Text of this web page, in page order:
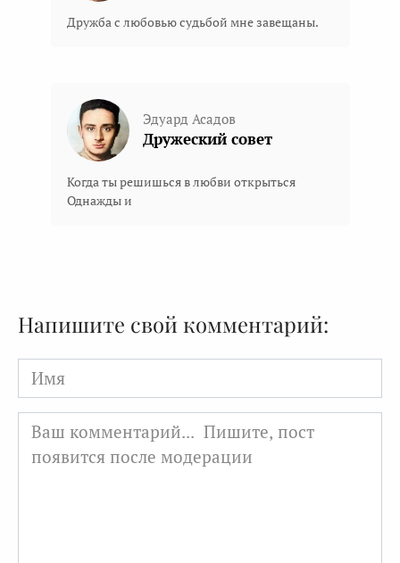
Дружба с любовью судьбой мне завещаны.
Эдуард Асадов
Дружеский совет
Когда ты решишься в любви открыться
Однажды и
Напишите свой комментарий:
Имя